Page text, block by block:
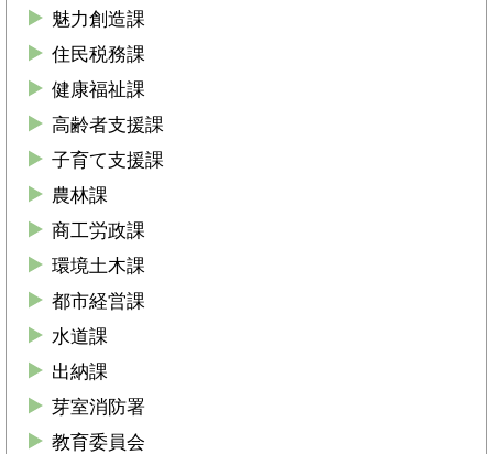
魅力創造課
住民税務課
健康福祉課
高齢者支援課
子育て支援課
農林課
商工労政課
環境土木課
都市経営課
水道課
出納課
芽室消防署
教育委員会